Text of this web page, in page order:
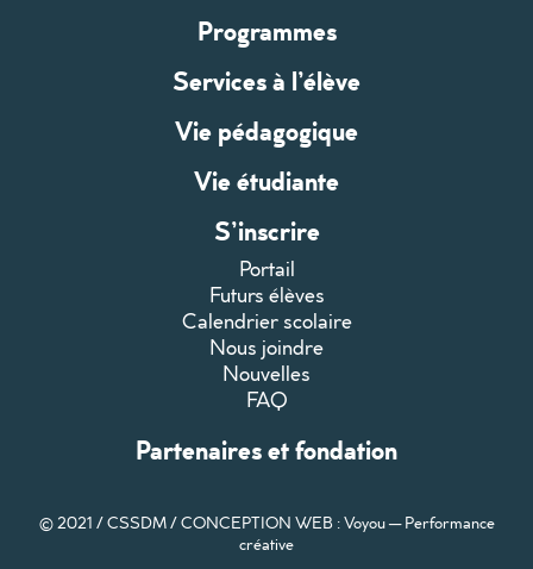
Programmes
Services à l’élève
Vie pédagogique
Vie étudiante
S’inscrire
Portail
Futurs élèves
Calendrier scolaire
Nous joindre
Nouvelles
FAQ
Partenaires et fondation
© 2021 / CSSDM /CONCEPTION WEB : Voyou — Performance
créative